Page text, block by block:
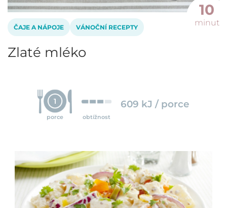
ČAJE A NÁPOJE VÁNOČNÍ RECEPTY
Zlaté mléko
1
porce obtížnost
609 kJ / porce
10
minut